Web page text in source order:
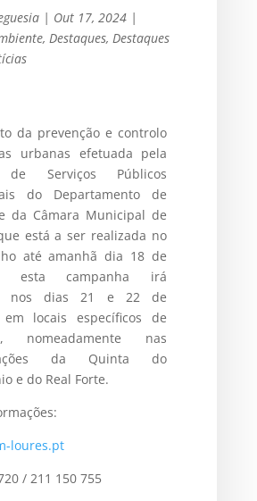
| Out 17, 2024|
, Destaques, Destaques
da prevenção e controlo
urbanas efetuada pela
de Serviços Públicos
do Departamento de
da Câmara Municipal de
está a ser realizada no
até amanhã dia 18 de
esta campanha irá
nos dias 21 e 22 de
locais específicos de
nomeadamente nas
da Quinta do
e do Real Forte.
loures.pt
/ 211 150 755